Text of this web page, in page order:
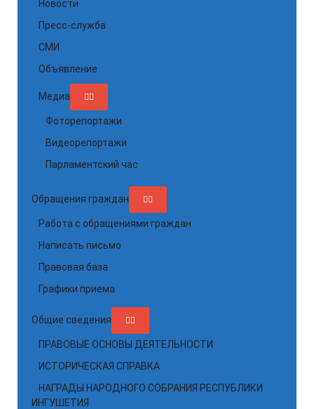
Новости
Пресс-служба
СМИ
Объявление
Медиа
Фоторепортажи
Видеорепортажи
Парламентский час
Обращения граждан
Работа с обращениями граждан
Написать письмо
Правовая база
Графики приема
Общие сведения
ПРАВОВЫЕ ОСНОВЫ ДЕЯТЕЛЬНОСТИ
ИСТОРИЧЕСКАЯ СПРАВКА
НАГРАДЫ НАРОДНОГО СОБРАНИЯ РЕСПУБЛИКИ
ИНГУШЕТИЯ